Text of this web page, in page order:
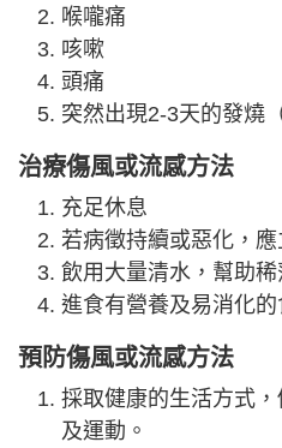
喉嚨痛
咳嗽
頭痛
突然出現2-3天的發燒
治療傷風或流感方法
充足休息
若病徵持續或惡化，應
飲用大量清水，幫助
進食有營養及易消化的
預防傷風或流感方法
採取健康的生活方式
及運動。